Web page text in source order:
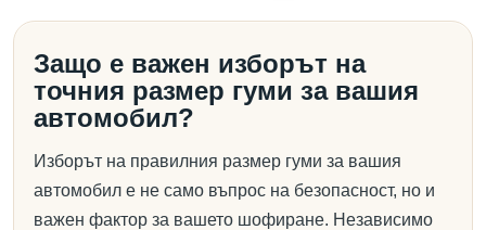
Защо е важен изборът на
точния размер гуми за вашия
автомобил?
Изборът на правилния размер гуми за вашия
автомобил е не само въпрос на безопасност, но и
важен фактор за вашето шофиране. Независимо